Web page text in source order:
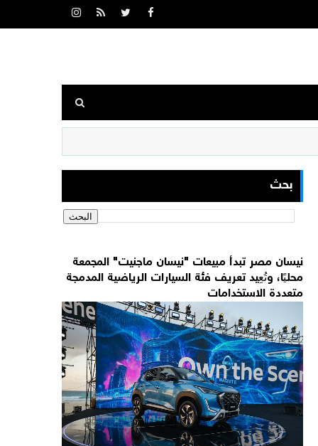
بحث
نيسان مصر تبدأ مبيعات "نيسان ماجنيت" المجمعة
محليًا، وتُعِيد تعريف فئة السيارات الرياضية المدمجة
متعددة الاستخدامات